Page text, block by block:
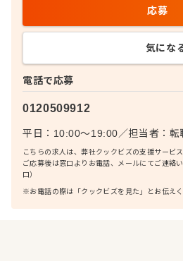
電話で応募
0120509912
平日：10:00〜19:00／担当者： 転
こちらの求人は、弊社クックビズの支援サービ
ご応募後は窓口よりお電話、メールにてご連絡
口）
※お電話の際は「クックビズを見た」とお伝え
応募
気にな